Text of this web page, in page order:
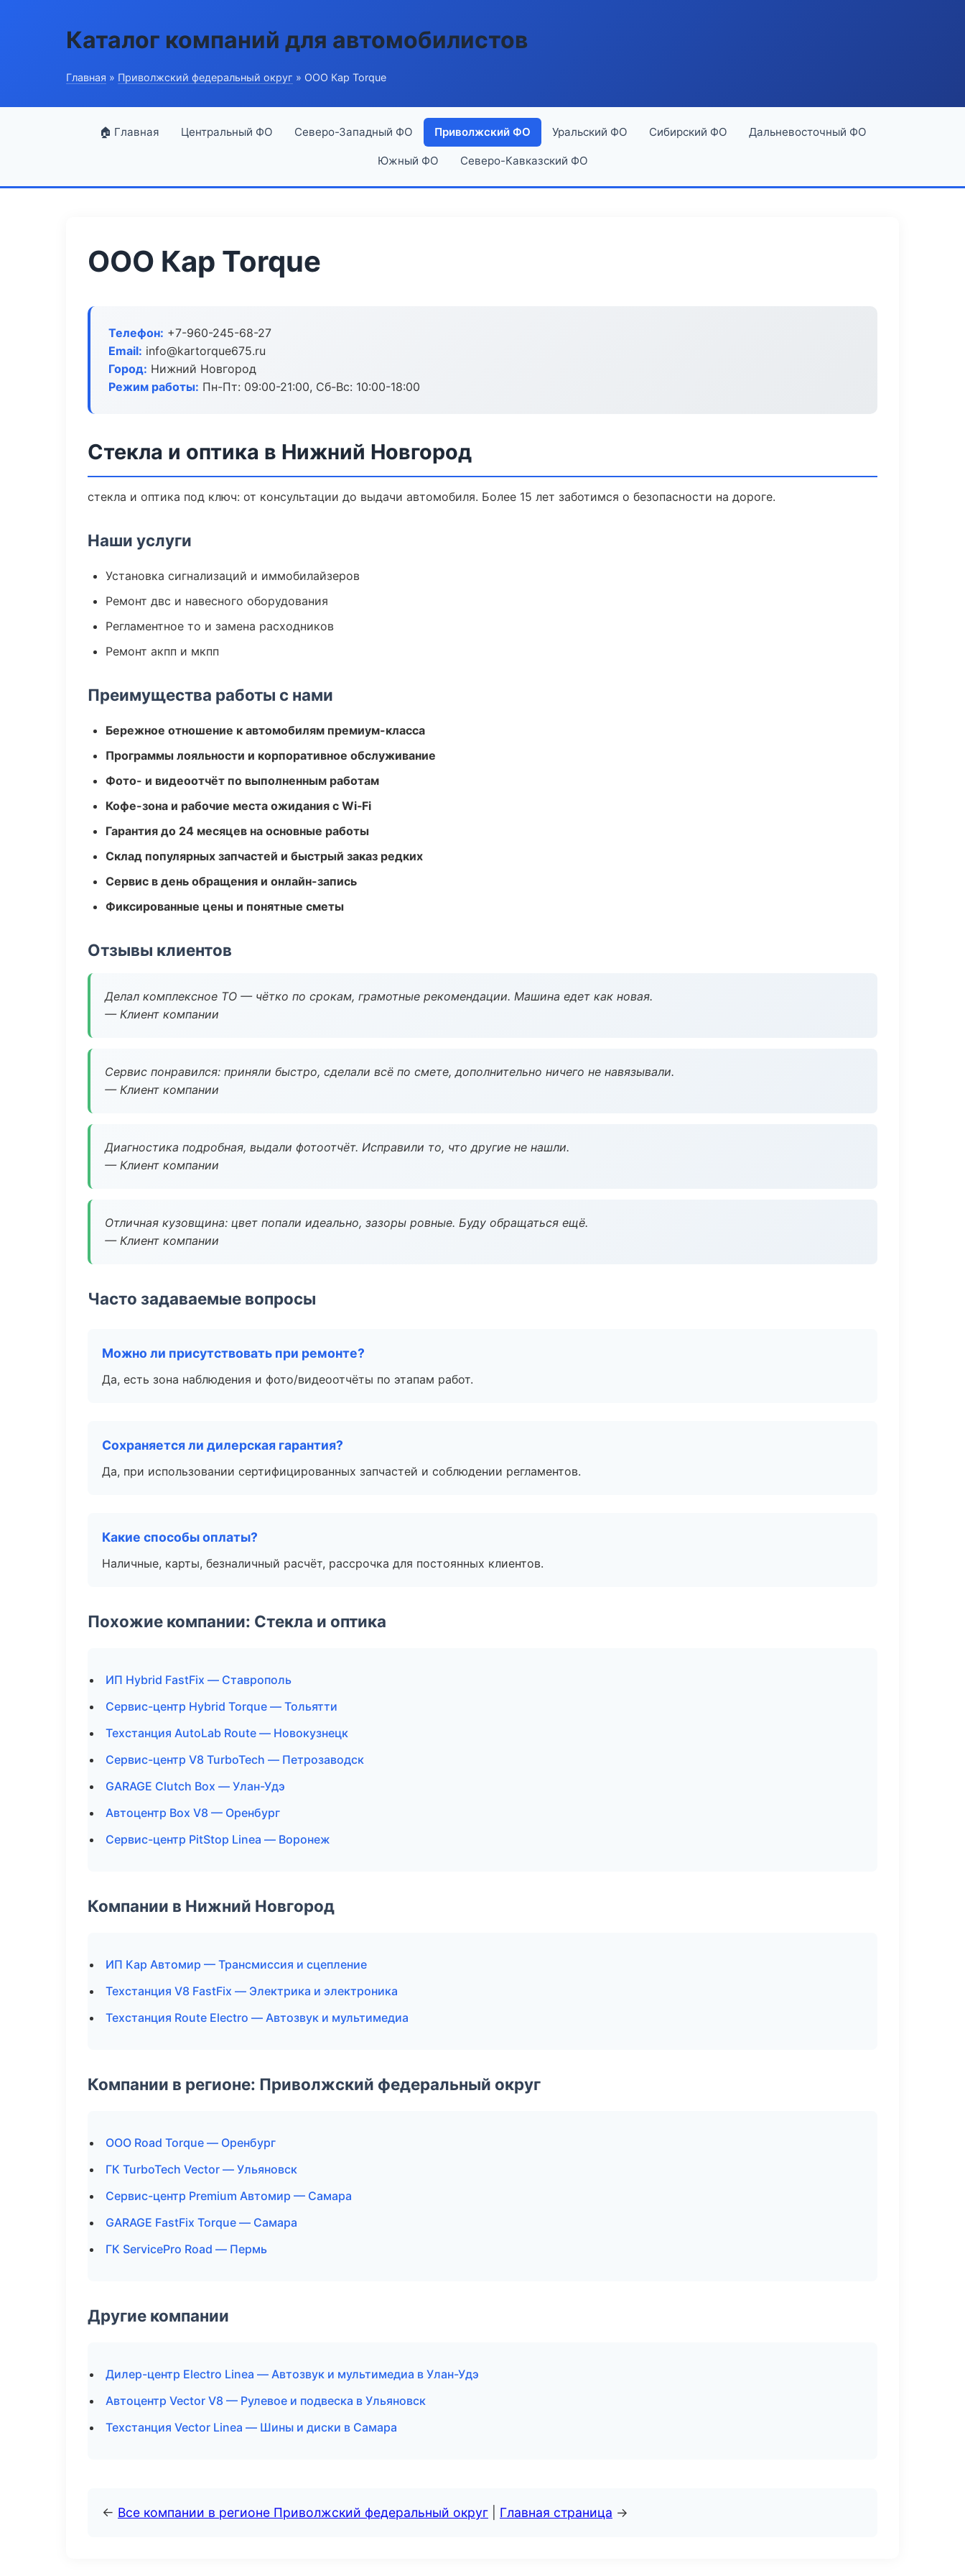
Каталог компаний для автомобилистов
Главная » Приволжский федеральный округ » ООО Кар Torque
🏠 Главная Центральный ФО Северо-Западный ФО Приволжский ФО Уральский ФО Сибирский ФО Дальневосточный ФО
Южный ФО Северо-Кавказский ФО
ООО Кар Torque
Телефон: +7-960-245-68-27
Email: info@kartorque675.ru
Город: Нижний Новгород
Режим работы: Пн-Пт: 09:00-21:00, Сб-Вс: 10:00-18:00
Стекла и оптика в Нижний Новгород
стекла и оптика под ключ: от консультации до выдачи автомобиля. Более 15 лет заботимся о безопасности на дороге.
Наши услуги
Установка сигнализаций и иммобилайзеров
Ремонт двс и навесного оборудования
Регламентное то и замена расходников
Ремонт акпп и мкпп
Преимущества работы с нами
Бережное отношение к автомобилям премиум-класса
Программы лояльности и корпоративное обслуживание
Фото- и видеоотчёт по выполненным работам
Кофе-зона и рабочие места ожидания с Wi‑Fi
Гарантия до 24 месяцев на основные работы
Склад популярных запчастей и быстрый заказ редких
Сервис в день обращения и онлайн-запись
Фиксированные цены и понятные сметы
Отзывы клиентов
Делал комплексное ТО — чётко по срокам, грамотные рекомендации. Машина едет как новая.
— Клиент компании
Сервис понравился: приняли быстро, сделали всё по смете, дополнительно ничего не навязывали.
— Клиент компании
Диагностика подробная, выдали фотоотчёт. Исправили то, что другие не нашли.
— Клиент компании
Отличная кузовщина: цвет попали идеально, зазоры ровные. Буду обращаться ещё.
— Клиент компании
Часто задаваемые вопросы
Можно ли присутствовать при ремонте?
Да, есть зона наблюдения и фото/видеоотчёты по этапам работ.
Сохраняется ли дилерская гарантия?
Да, при использовании сертифицированных запчастей и соблюдении регламентов.
Какие способы оплаты?
Наличные, карты, безналичный расчёт, рассрочка для постоянных клиентов.
Похожие компании: Стекла и оптика
ИП Hybrid FastFix — Ставрополь
Сервис-центр Hybrid Torque — Тольятти
Техстанция AutoLab Route — Новокузнецк
Сервис-центр V8 TurboTech — Петрозаводск
GARAGE Clutch Box — Улан-Удэ
Автоцентр Box V8 — Оренбург
Сервис-центр PitStop Linea — Воронеж
Компании в Нижний Новгород
ИП Кар Автомир — Трансмиссия и сцепление
Техстанция V8 FastFix — Электрика и электроника
Техстанция Route Electro — Автозвук и мультимедиа
Компании в регионе: Приволжский федеральный округ
ООО Road Torque — Оренбург
ГК TurboTech Vector — Ульяновск
Сервис-центр Premium Автомир — Самара
GARAGE FastFix Torque — Самара
ГК ServicePro Road — Пермь
Другие компании
Дилер-центр Electro Linea — Автозвук и мультимедиа в Улан-Удэ
Автоцентр Vector V8 — Рулевое и подвеска в Ульяновск
Техстанция Vector Linea — Шины и диски в Самара
← Все компании в регионе Приволжский федеральный округ Главная страница →